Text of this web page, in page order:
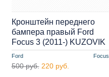
Ford Focus
Кронштейн переднего
бампера правый Ford
Focus 3 (2011-) KUZOVIK
500 руб. 220 руб.